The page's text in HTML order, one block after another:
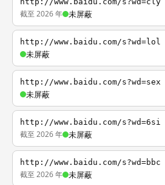
截至 2026 年 未屏蔽
http://www.baidu.com/s?wd=lol
未屏蔽
http://www.baidu.com/s?wd=sex
未屏蔽
http://www.baidu.com/s?wd=6si
截至 2026 年 未屏蔽
http://www.baidu.com/s?wd=bbc
截至 2026 年 未屏蔽